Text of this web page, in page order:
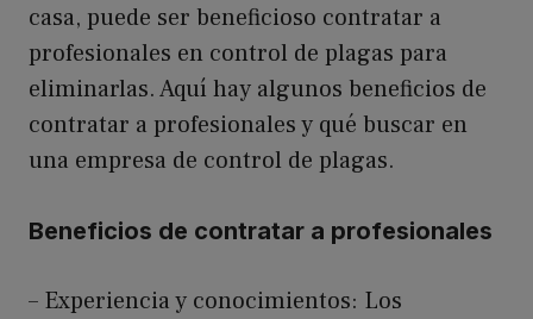
casa, puede ser beneficioso contratar a
profesionales en control de plagas para
eliminarlas. Aquí hay algunos beneficios de
contratar a profesionales y qué buscar en
una empresa de control de plagas.
Beneficios de contratar a profesionales
– Experiencia y conocimientos: Los